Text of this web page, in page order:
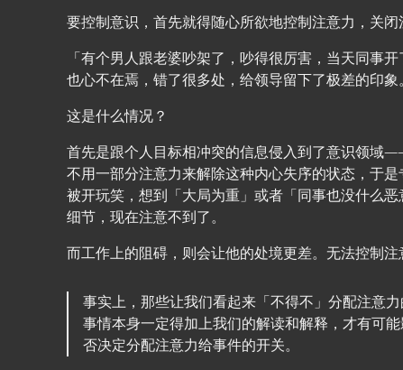
要控制意识，首先就得随心所欲地控制注意力，关闭
「有个男人跟老婆吵架了，吵得很厉害，当天同事
也心不在焉，错了很多处，给领导留下了极差的印象
这是什么情况？
首先是跟个人目标相冲突的信息侵入到了意识领域
不用一部分注意力来解除这种内心失序的状态，于
被开玩笑，想到「大局为重」或者「同事也没什么
细节，现在注意不到了。
而工作上的阻碍，则会让他的处境更差。无法控制注
事实上，那些让我们看起来「不得不」分配注意
事情本身一定得加上我们的解读和解释，才有可
否决定分配注意力给事件的开关。